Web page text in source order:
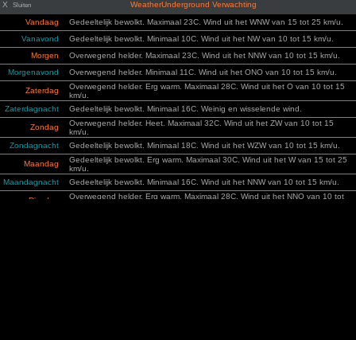
X Sluiten
WeatherUnderground Verwachting
Vandaag
Gedeeltelijk bewolkt. Maximaal 23C. Wind uit het WNW van 15 tot 25 km/u.
Vanavond
Gedeeltelijk bewolkt. Minimaal 10C. Wind uit het NW van 10 tot 15 km/u.
Morgen
Overwegend helder. Maximaal 23C. Wind uit het NNW van 10 tot 15 km/u.
Morgenavond
Overwegend helder. Minimaal 11C. Wind uit het ONO van 10 tot 15 km/u.
Zaterdag
Overwegend helder. Erg warm. Maximaal 28C. Wind uit het O van 10 tot 15
km/u.
Zaterdagnacht
Gedeeltelijk bewolkt. Minimaal 16C. Weinig en wisselende wind.
Zondag
Overwegend helder. Heet. Maximaal 32C. Wind uit het ZW van 10 tot 15
km/u.
Zondagnacht
Gedeeltelijk bewolkt. Minimaal 18C. Wind uit het WZW van 10 tot 15 km/u.
Maandag
Gedeeltelijk bewolkt. Erg warm. Maximaal 30C. Wind uit het W van 15 tot 25
km/u.
Maandagnacht
Gedeeltelijk bewolkt. Minimaal 16C. Wind uit het NNW van 10 tot 15 km/u.
Dinsdag
Overwegend helder. Erg warm. Maximaal 28C. Wind uit het NNO van 10 tot